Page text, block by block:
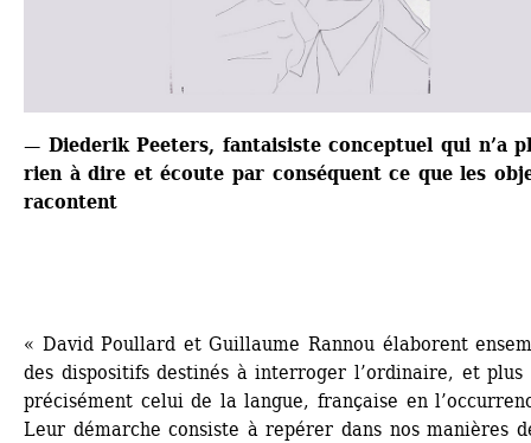
— Diederik Peeters, fantaisiste conceptuel qui n’a
rien à dire et écoute par conséquent ce que les
racontent
« David Poullard et Guillaume Rannou élaborent
des dispositifs destinés à interroger l’ordinaire, et plus
précisément celui de la langue, française en
Leur démarche consiste à repérer dans nos manières